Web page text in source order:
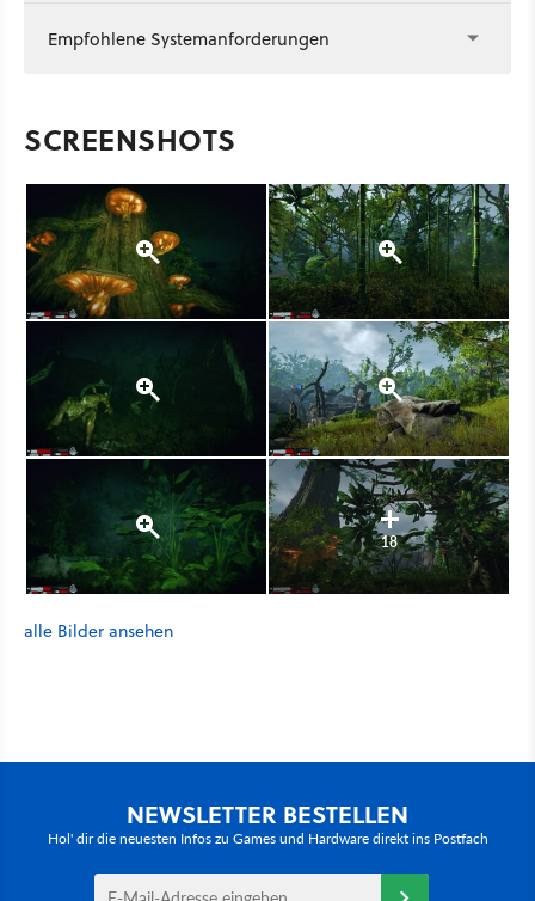
Empfohlene Systemanforderungen
SCREENSHOTS
18
alle Bilder ansehen
NEWSLETTER BESTELLEN
Hol' dir die neuesten Infos zu Games und Hardware direkt ins Postfach